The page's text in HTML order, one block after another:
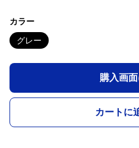
カラー
グレー
購入画
カートに